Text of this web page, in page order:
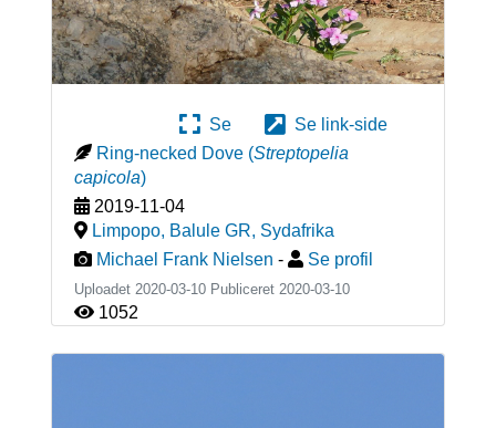
Se
Se link-side
Ring-necked Dove (Streptopelia
capicola)
2019-11-04
Limpopo, Balule GR, Sydafrika
Michael Frank Nielsen - Se profil
Uploadet 2020-03-10 Publiceret 2020-03-10
1052